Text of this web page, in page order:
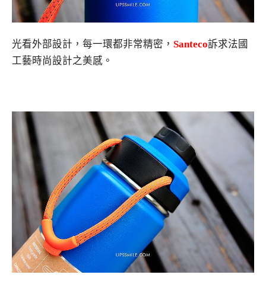
光看外部設計，每一環都非常精密， Santeco訴求法國
工藝時尚設計之美感。